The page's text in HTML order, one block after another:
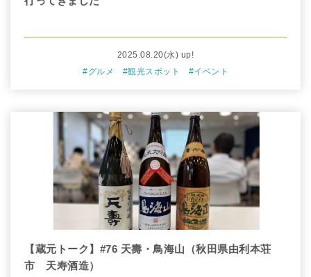
2025.08.20(水) up!
#グルメ
#観光スポット #イベント
【蔵元トーク】#76 天壽・鳥海山（秋田県由利本荘
市 天寿酒造）